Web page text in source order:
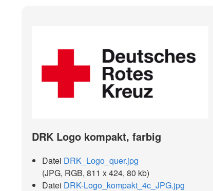
DRK Logo kompakt, farbig
Datei DRK_Logo_quer.jpg
(JPG, RGB, 811 x 424, 80 kb)
Datei DRK-Logo_kompakt_4c_JPG.jpg